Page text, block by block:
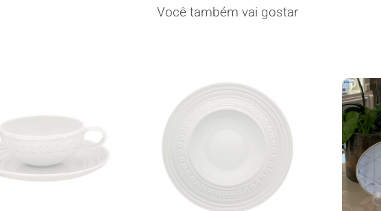
Você também vai gostar